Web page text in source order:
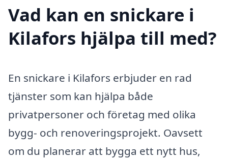
Vad kan en snickare i
Kilafors hjälpa till med?
En snickare i Kilafors erbjuder en rad
tjänster som kan hjälpa både
privatpersoner och företag med olika
bygg- och renoveringsprojekt. Oavsett
om du planerar att bygga ett nytt hus,